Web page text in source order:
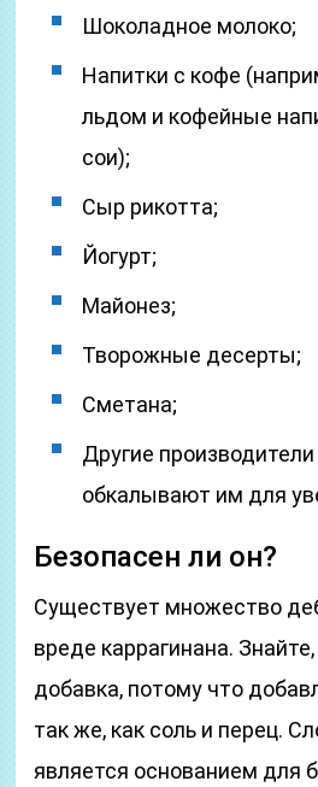
Шоколадное молоко;
Напитки с кофе
льдом и кофейные
сои);
Сыр рикотта;
Йогурт;
Майонез;
Творожные десерты;
Сметана;
Другие
обкалывают им для
Безопасен ли он?
Существует множество
вреде каррагинана.
добавка, потому что
так же, как соль и перец.
является основанием для